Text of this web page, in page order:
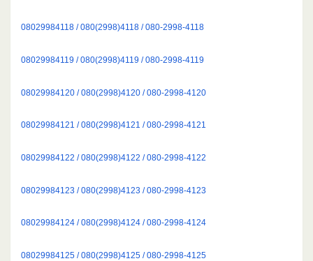
08029984118 / 080(2998)4118 / 080-2998-4118
08029984119 / 080(2998)4119 / 080-2998-4119
08029984120 / 080(2998)4120 / 080-2998-4120
08029984121 / 080(2998)4121 / 080-2998-4121
08029984122 / 080(2998)4122 / 080-2998-4122
08029984123 / 080(2998)4123 / 080-2998-4123
08029984124 / 080(2998)4124 / 080-2998-4124
08029984125 / 080(2998)4125 / 080-2998-4125